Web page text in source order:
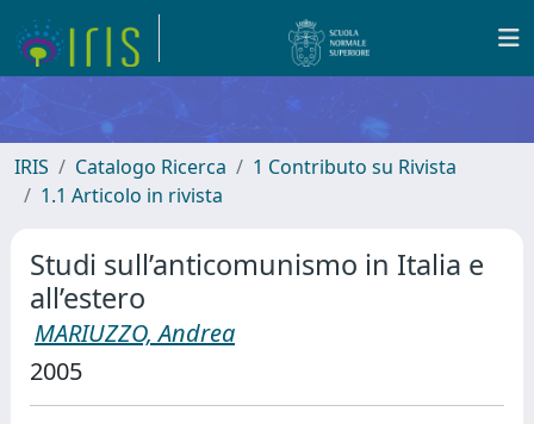
IRIS Catalogo Ricerca
1 Contributo su Rivista
1.1 Articolo in rivista
Studi sull’anticomunismo in Italia e
all’estero
MARIUZZO, Andrea
2005